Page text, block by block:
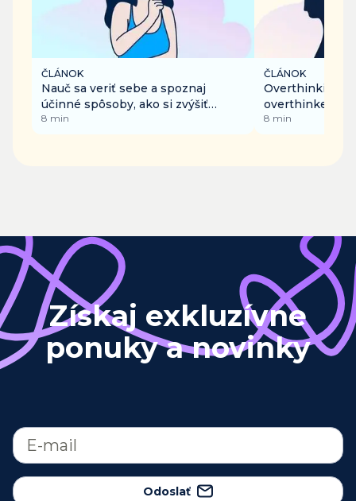
ČLÁNOK
Nauč sa veriť sebe a spoznaj
účinné spôsoby, ako si zvýšiť
sebavedomie
8 min
ČLÁNOK
Overthinking –
overthinker, a
8 min
Získaj exkluzívne
ponuky a novinky
Odoslať